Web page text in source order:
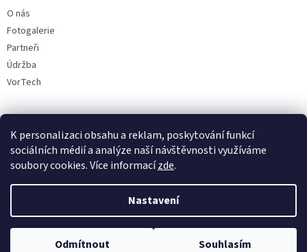
K personalizaci obsahu a reklam, poskytování funkcí
sociálních médií a analýze naší návštěvnosti využíváme
soubory cookies. Více informacízde.
Nastavení
Odmítnout Souhlasím
O nás
Fotogalerie
Partneři
Údržba
VorTech
Copyright 2026Aquavala.cz. Všechna práva vyhrazena.Upravit